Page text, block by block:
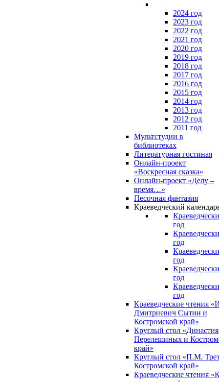
2024 год
2023 год
2022 год
2021 год
2020 год
2019 год
2018 год
2017 год
2016 год
2015 год
2014 год
2013 год
2012 год
2011 год
Мультстудии в
библиотеках
Литературная гостиная
Онлайн-проект
«Воскресная сказка»
Онлайн-проект «Делу –
время…»
Песочная фантазия
Краеведческий
год
год
год
год
год
Краеведческие чтения
Дмитриевич Сытин и
Костромской край»
Круглый стол
Перелешиных и
край»
Круглый стол «П.М.
Костромской край»
Краеведческие чтения